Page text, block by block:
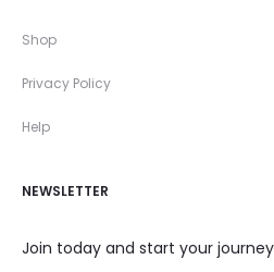
Shop
Privacy Policy
Help
NEWSLETTER
Join today and start your